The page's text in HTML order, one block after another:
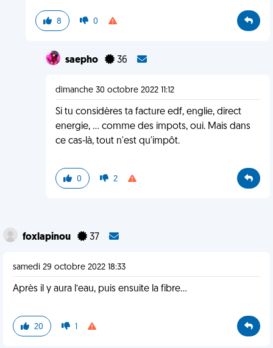
8 0
saepho 36
dimanche 30 octobre 2022 11:12
Si tu considères ta facture edf, englie, direct
energie, ... comme des impots, oui. Mais dans
ce cas-là, tout n'est qu'impôt.
0 2
foxlapinou 37
samedi 29 octobre 2022 18:33
Après il y aura l’eau, puis ensuite la fibre...
20 1